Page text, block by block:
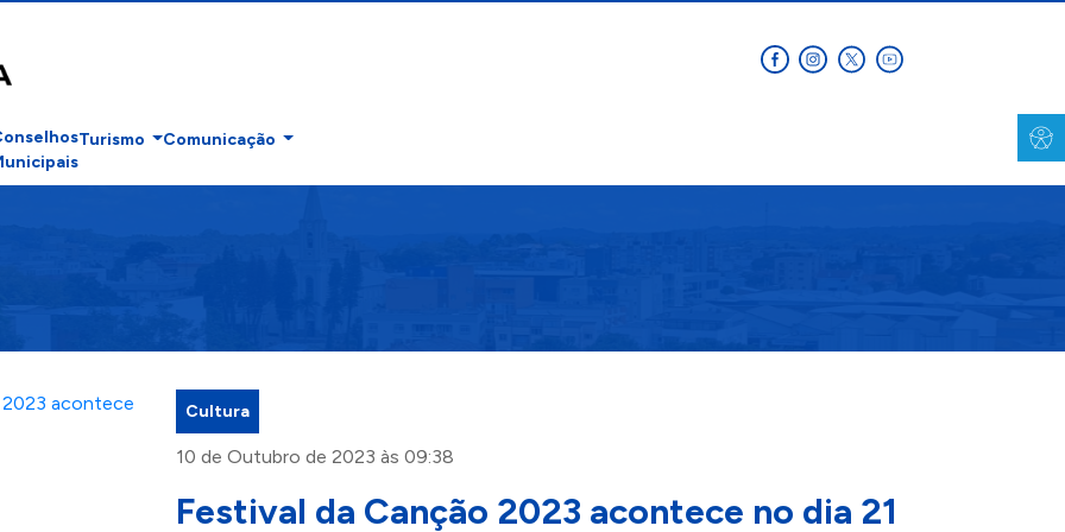
Turismo Comunicação
Cultura
10 de Outubro de 2023 às 09:38
Festival da Canção 2023 acontece no dia 21